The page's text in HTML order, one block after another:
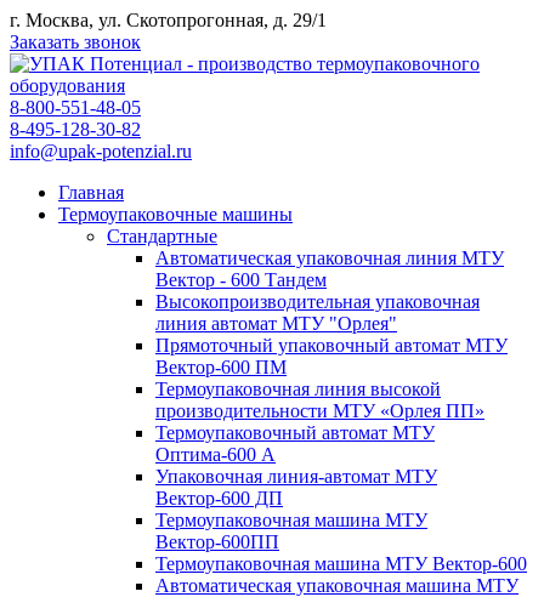
г. Москва, ул. Скотопрогонная, д. 29/1
Заказать звонок
8-800-551-48-05
8-495-128-30-82
info@upak-potenzial.ru
Главная
Термоупаковочные машины
Стандартные
Автоматическая упаковочная линия МТУ
Вектор - 600 Тандем
Высокопроизводительная упаковочная
линия автомат МТУ "Орлея"
Прямоточный упаковочный автомат МТУ
Вектор-600 ПМ
Термоупаковочная линия высокой
производительности МТУ «Орлея ПП»
Термоупаковочный автомат МТУ
Оптима-600 А
Упаковочная линия-автомат МТУ
Вектор-600 ДП
Термоупаковочная машина МТУ
Вектор-600ПП
Термоупаковочная машина МТУ Вектор-600
Автоматическая упаковочная машина МТУ